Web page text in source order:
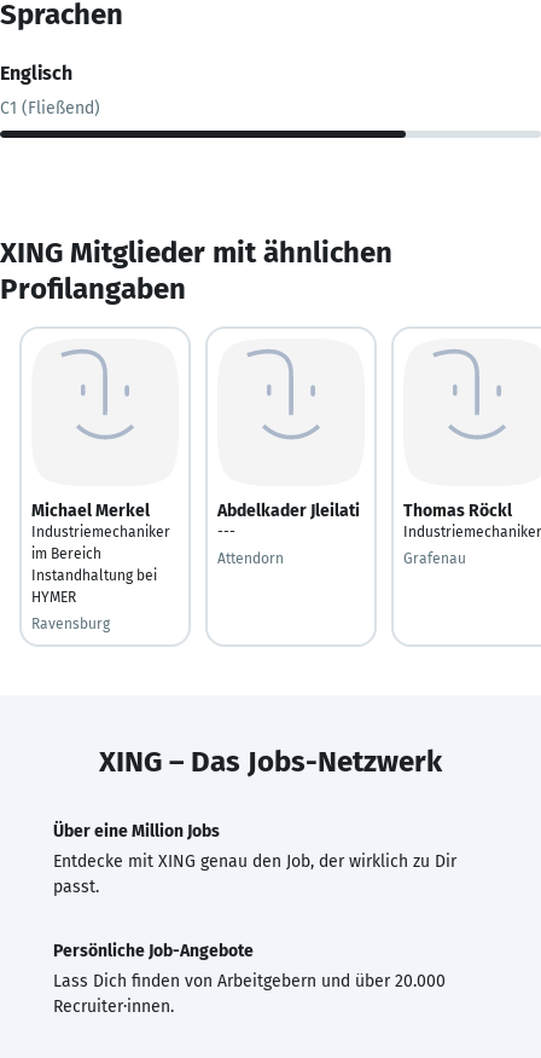
Sprachen
Englisch
C1 (Fließend)
XING Mitglieder mit ähnlichen
Profilangaben
Michael Merkel
Industriemechaniker
im Bereich
Instandhaltung bei
HYMER
Ravensburg
Abdelkader Jleilati
---
Attendorn
Thomas Röckl
Industriemechaniker
Grafenau
XING – Das Jobs-Netzwerk
Über eine Million Jobs
Entdecke mit XING genau den Job, der wirklich zu Dir
passt.
Persönliche Job-Angebote
Lass Dich finden von Arbeitgebern und über 20.000
Recruiter·innen.